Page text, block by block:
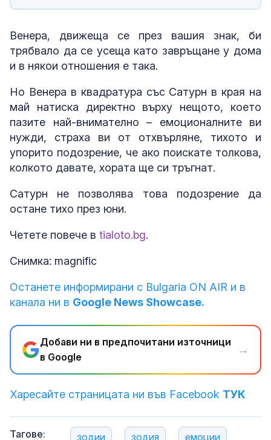
Венера, движеща се през вашия знак, би
трябвало да се усеща като завръщане у дома
и в някои отношения е така.
Но Венера в квадратура със Сатурн в края на
май натиска директно върху нещото, което
пазите най-внимателно – емоционалните ви
нужди, страха ви от отхвърляне, тихото и
упорито подозрение, че ако поискате толкова,
колкото давате, хората ще си тръгнат.
Сатурн не позволява това подозрение да
остане тихо през юни.
Четете повече в tialoto.bg.
Снимка: magnific
Останете информирани с Bulgaria ON AIR и в
канала ни в Google News Showcase.
Добави ни в предпочитани източници
в Google
→
Харесайте страницата ни във Facebook ТУК
Тагове: зодии зодия емоции